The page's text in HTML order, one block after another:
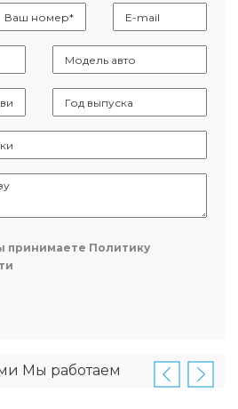
принимаете Политику
Мы работаем